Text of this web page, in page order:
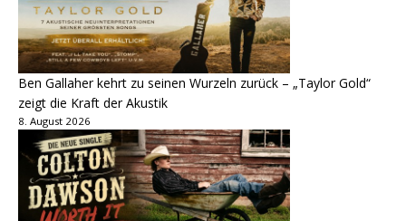
Ben Gallaher kehrt zu seinen Wurzeln zurück – „Taylor Gold“
zeigt die Kraft der Akustik
8. August 2026